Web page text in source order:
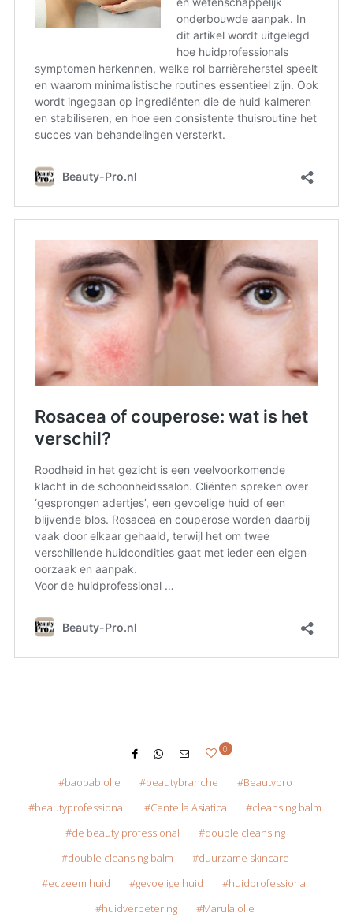
0
baobab olie beautybranche
Beautypro
beautyprofessional
Centella Asiatica
cleansing balm
de beauty professional
double cleansing
double cleansing balm
duurzame skincare
eczeem huid
gevoelige huid
huidprofessional
huidverbetering
Marula olie